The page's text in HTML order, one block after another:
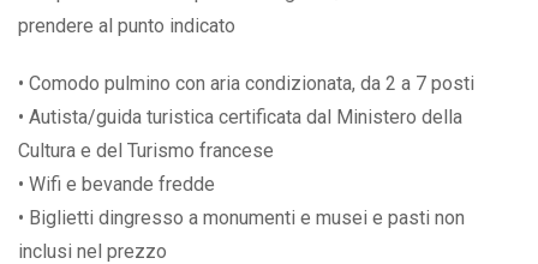
prendere al punto indicato
• Comodo pulmino con aria condizionata, da 2 a 7 posti
• Autista/guida turistica certificata dal Ministero della
Cultura e del Turismo francese
• Wifi e bevande fredde
• Biglietti dingresso a monumenti e musei e pasti non
inclusi nel prezzo